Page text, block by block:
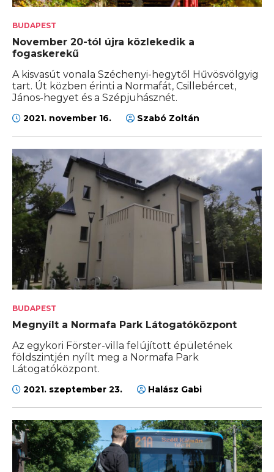
BUDAPEST
November 20-tól újra közlekedik a
fogaskerekű
A kisvasút vonala Széchenyi-hegytől Hűvösvölgyig
tart. Út közben érinti a Normafát, Csillebércet,
János-hegyet és a Szépjuhásznét.
2021. november 16. Szabó Zoltán
BUDAPEST
Megnyílt a Normafa Park Látogatóközpont
Az egykori Förster-villa felújított épületének
földszintjén nyílt meg a Normafa Park
Látogatóközpont.
2021. szeptember 23. Halász Gabi